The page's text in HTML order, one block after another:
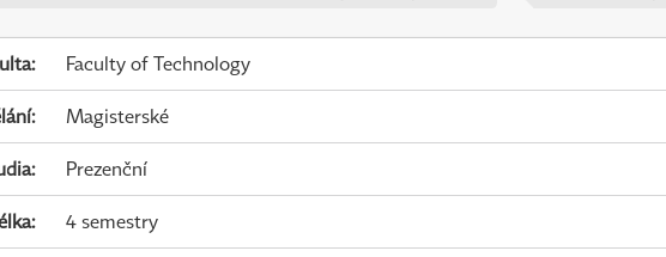
: Faculty of Technology
: Magisterské
: Prezenční
: 4 semestry